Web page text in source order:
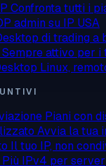
Confronta tutti i
admin su IP USA
di trading a
Sempre attivo per i
Linux,
Piani con
Avvia la tua
Il tuo IP, non
Più IPv4 per server